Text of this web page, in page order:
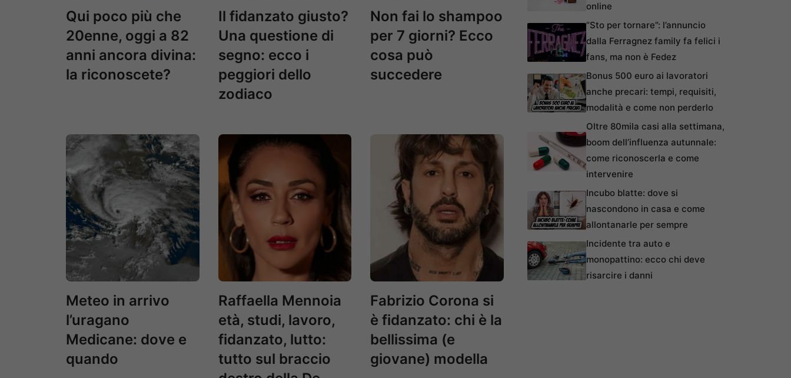
Qui poco più che
20enne, oggi a 82
anni ancora divina:
la riconoscete?
Il fidanzato giusto?
Una questione di
segno: ecco i
peggiori dello
zodiaco
Non fai lo shampoo
per 7 giorni? Ecco
cosa può
succedere
Meteo in arrivo
l’uragano
Medicane: dove e
quando
Raffaella Mennoia
età, studi, lavoro,
fidanzato, lutto:
tutto sul braccio
Fabrizio Corona si
è fidanzato: chi è la
bellissima (e
giovane) modella
online
“Sto per tornare”: l’annuncio
dalla Ferragnez family fa felici i
fans, ma non è Fedez
Bonus 500 euro ai lavoratori
anche precari: tempi, requisiti,
modalità e come non perderlo
Oltre 80mila casi alla settimana,
boom dell’influenza autunnale:
come riconoscerla e come
intervenire
Incubo blatte: dove si
nascondono in casa e come
allontanarle per sempre
Incidente tra auto e
monopattino: ecco chi deve
risarcire i danni